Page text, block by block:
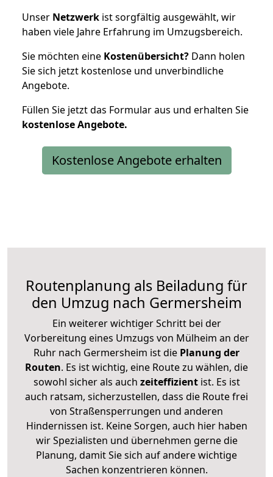
Unser Netzwerk ist sorgfältig ausgewählt, wir
haben viele Jahre Erfahrung im Umzugsbereich.
Sie möchten eine Kostenübersicht? Dann holen
Sie sich jetzt kostenlose und unverbindliche
Angebote.
Füllen Sie jetzt das Formular aus und erhalten Sie
kostenloseAngebote.
Kostenlose Angebote erhalten
Routenplanung als Beiladung für
den Umzug nach Germersheim
Ein weiterer wichtiger Schritt bei der
Vorbereitung eines Umzugs von Mülheim an der
Ruhr nach Germersheim ist die Planung der
Routen. Es ist wichtig, eine Route zu wählen, die
sowohl sicher als auch zeiteffizientist. Es ist
auch ratsam, sicherzustellen, dass die Route frei
von Straßensperrungen und anderen
Hindernissen ist. Keine Sorgen, auch hier haben
wir Spezialisten und übernehmen gerne die
Planung, damit Sie sich auf andere wichtige
Sachen konzentrieren können.